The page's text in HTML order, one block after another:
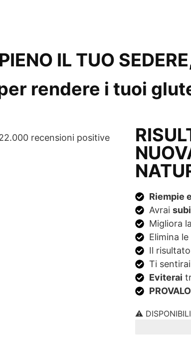
IL TUO
rendere i tuoi
recensioni positive
Riempie
Avrai
Migliora
Elimina le
Il
Ti
Eviterai
⚠️